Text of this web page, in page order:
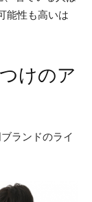
能性も高いは
けのア
ランドのライ